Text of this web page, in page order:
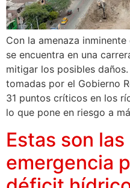
Con la amenaza
se encuentra en una
mitigar los posibles
tomadas por el Gobierno
31 puntos críticos en los
lo que pone en riesgo a
Estas son
emergencia